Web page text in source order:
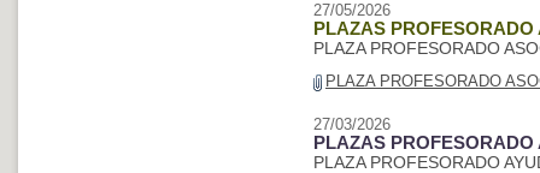
27/05/2026
PLAZAS
PLAZA PROFESORADO
PLAZA PROFESORADO
27/03/2026
PLAZAS
PLAZA PROFESORADO